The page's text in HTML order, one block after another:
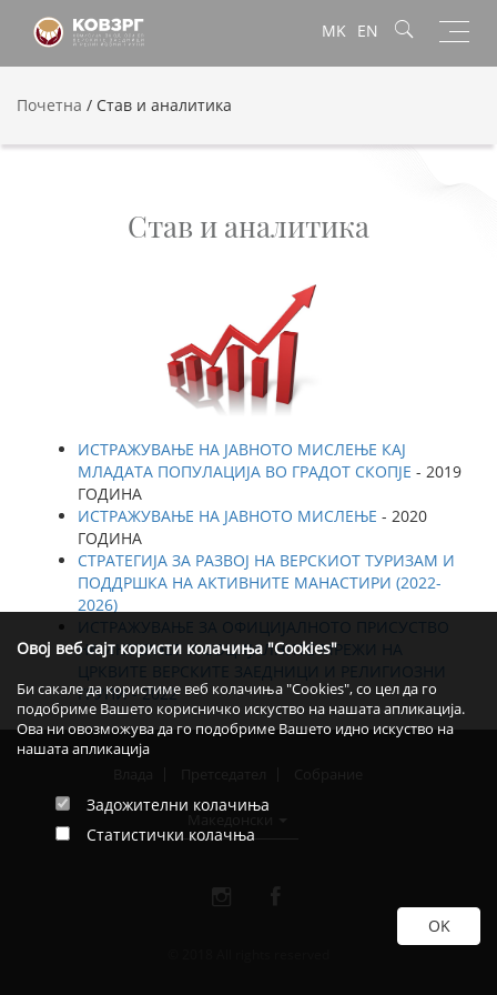
Овој веб сајт користи колачиња "Cookies"
Би сакале да користиме веб колачиња "Cookies", со цел да го
подобриме Вашето корисничко искуство на нашата апликација.
Ова ни овозможува да го подобриме Вашето идно искуство на
нашата апликација
Задожителни колачиња
Статистички колачња
MK EN
Почетна / Став и аналитика
Став и аналитика
ИСТРАЖУВАЊЕ НА ЈАВНОТО МИСЛЕЊЕ КАЈ
МЛАДАТА ПОПУЛАЦИЈА ВО ГРАДОТ СКОПЈЕ - 2019
ГОДИНА
ИСТРАЖУВАЊЕ НА ЈАВНОТО МИСЛЕЊЕ - 2020
ГОДИНА
СТРАТЕГИЈА ЗА РАЗВОЈ НА ВЕРСКИОТ ТУРИЗАМ И
ПОДДРШКА НА АКТИВНИТЕ МАНАСТИРИ (2022-
2026)
ИСТРАЖУВАЊЕ ЗА ОФИЦИЈАЛНОТО ПРИСУСТВО
НА ИНТЕРНЕТ И СОЦИЈАЛНИТЕ МРЕЖИ НА
ЦРКВИТЕ ВЕРСКИТЕ ЗАЕДНИЦИ И РЕЛИГИОЗНИ
ГРУПИ - 2022